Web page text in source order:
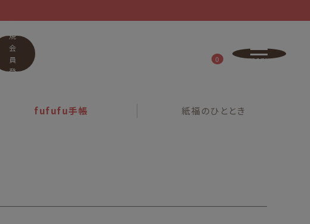
fufufu手帳 紙福のひととき
新
規
会
員
登
0